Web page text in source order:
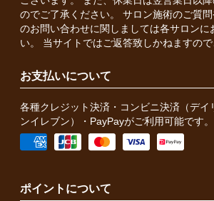
のでご了承ください。 サロン施術のご質
のお問い合わせに関しましては各サロンに
い。 当サイトではご返答致しかねますので
お支払いについて
各種クレジット決済・コンビニ決済（デイ
ンイレブン）・PayPayがご利用可能です。
ポイントについて